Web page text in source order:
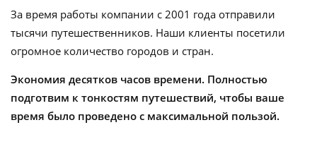
За время работы компании с 2001 года отправили
тысячи путешественников. Наши клиенты посетили
огромное количество городов и стран.
Экономия десятков часов времени. Полностью
подготвим к тонкостям путешествий, чтобы ваше
время было проведено с максимальной пользой.